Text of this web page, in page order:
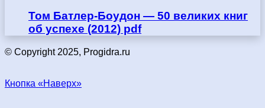
Том Батлер-Боудон — 50 великих книг
об успехе (2012) pdf
© Copyright 2025, Progidra.ru
Кнопка «Наверх»